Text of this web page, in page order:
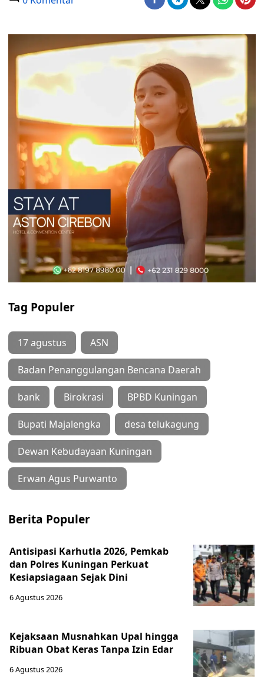
Tag Populer
17 agustus ASN
Badan Penanggulangan Bencana Daerah
bank Birokrasi BPBD Kuningan
Bupati Majalengka desa telukagung
Dewan Kebudayaan Kuningan
Erwan Agus Purwanto
Berita Populer
Antisipasi Karhutla 2026, Pemkab
dan Polres Kuningan Perkuat
Kesiapsiagaan Sejak Dini
6 Agustus 2026
Kejaksaan Musnahkan Upal hingga
Ribuan Obat Keras Tanpa Izin Edar
6 Agustus 2026